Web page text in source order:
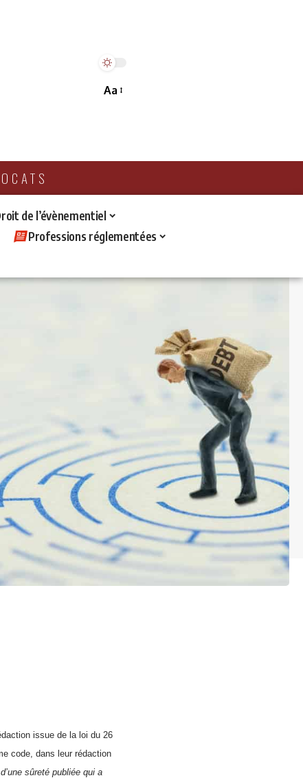
Aa
de l’évènementiel
Professions réglementées
issue de la loi du 26
code, dans leur rédaction
sûreté publiée qui a